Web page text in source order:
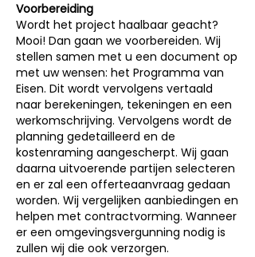
Voorbereiding
Wordt het project haalbaar geacht?
Mooi! Dan gaan we voorbereiden. Wij
stellen samen met u een document op
met uw wensen: het Programma van
Eisen. Dit wordt vervolgens vertaald
naar berekeningen, tekeningen en een
werkomschrijving. Vervolgens wordt de
planning gedetailleerd en de
kostenraming aangescherpt. Wij gaan
daarna uitvoerende partijen selecteren
en er zal een offerteaanvraag gedaan
worden. Wij vergelijken aanbiedingen en
helpen met contractvorming. Wanneer
er een omgevingsvergunning nodig is
zullen wij die ook verzorgen.